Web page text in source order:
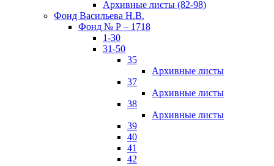
Архивные листы (82-98)
Фонд Васильева Н.В.
Фонд № Р – 1718
1-30
31-50
35
Архивные листы
37
Архивные листы
38
Архивные листы
39
40
41
42